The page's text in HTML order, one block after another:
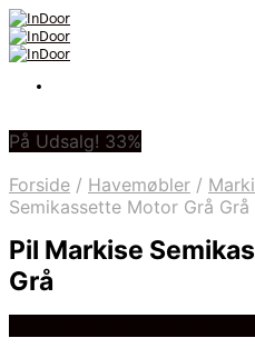
På Udsalg! 33%
Forside / Havemøbler /
Semikassette Motor Grå Grå
Pil Markise
Grå